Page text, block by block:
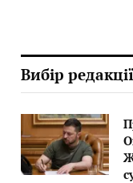
Вибір редакції